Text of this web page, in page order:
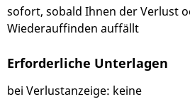
sofort, sobald Ihnen der Verlust
Wiederauffinden auffällt
Erforderliche Unterlagen
bei Verlustanzeige: keine